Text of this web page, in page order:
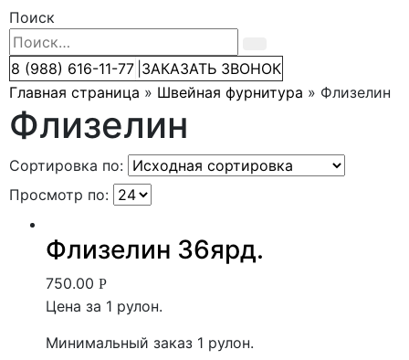
Поиск
8 (988) 616-11-77 ЗАКАЗАТЬ ЗВОНОК
Главная страница » Швейная фурнитура » Флизелин
Флизелин
Сортировка по:
Просмотр по:
Флизелин 36ярд.
750.00 Р
Цена за 1 рулон.
Минимальный заказ 1 рулон.